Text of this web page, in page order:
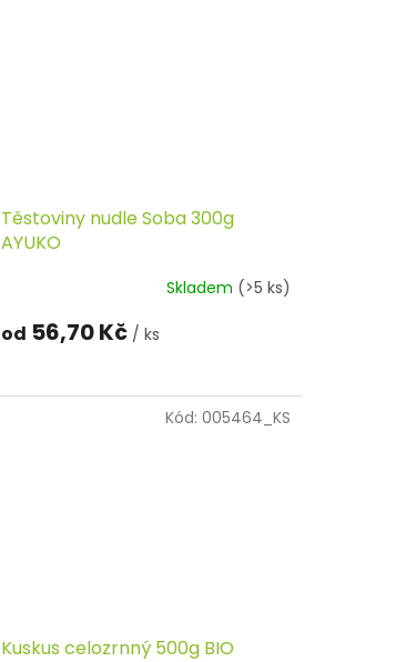
Těstoviny nudle Soba 300g
AYUKO
Skladem (>5 ks)
od 56,70 Kč / ks
Kuskus celozrnný 500g BIO
Kód: 005464_KS